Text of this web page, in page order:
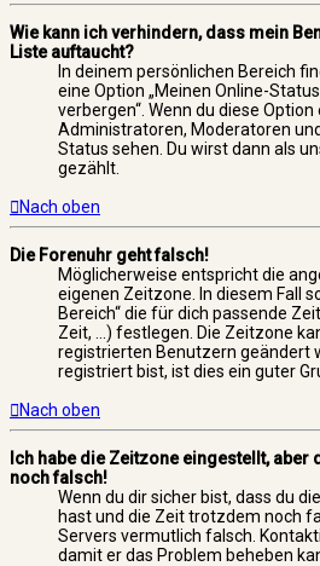
Wie kann ich verhindern, dass mein
Liste auftaucht?
In deinem persönlichen Bereich
eine Option „Meinen Online-
verbergen“. Wenn du diese
Administratoren, Moderatoren
Status sehen. Du wirst dann als
gezählt.
Nach oben
Die Forenuhr geht falsch!
Möglicherweise entspricht die
eigenen Zeitzone. In diesem Fall
Bereich“ die für dich passende
Zeit, ...) festlegen. Die Zeitzone
registrierten Benutzern geändert
registriert bist, ist dies ein guter
Nach oben
Ich habe die Zeitzone eingestellt, aber
noch falsch!
Wenn du dir sicher bist, dass du
hast und die Zeit trotzdem noch
Servers vermutlich falsch.
damit er das Problem beheben